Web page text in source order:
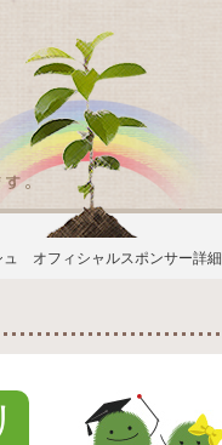
ュ オフィシャルスポンサー詳細